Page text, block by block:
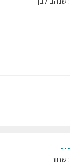
: שחור